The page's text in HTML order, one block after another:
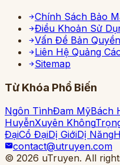
Chính Sách Bảo
Điều Khoản Sử
Vấn Đề Bản
Liên Hệ Quảng
Sitemap
Từ Khóa Phổ Biến
Ngôn TìnhĐam MỹBách
HuyễnXuyên Không
ĐạiCổ ĐạiDị GiớiDị Năng
contact@utruyen.com
© 2026 uTruyen. All